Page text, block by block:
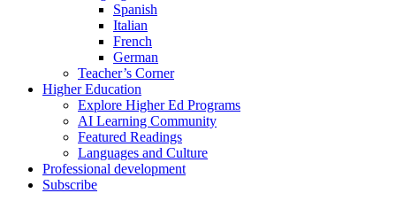
Spanish
Italian
French
German
Teacher’s Corner
Higher Education
Explore Higher Ed Programs
AI Learning Community
Featured Readings
Languages and Culture
Professional development
Subscribe